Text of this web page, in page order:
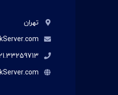
تهران